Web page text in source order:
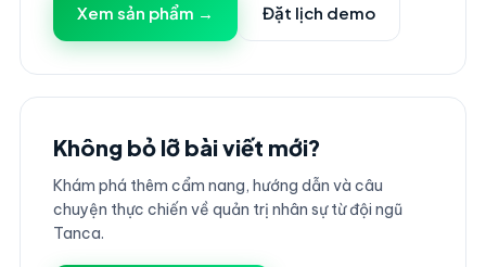
Xem sản phẩm → Đặt lịch demo
Không bỏ lỡ bài viết mới?
Khám phá thêm cẩm nang, hướng dẫn và câu
chuyện thực chiến về quản trị nhân sự từ đội ngũ
Tanca.